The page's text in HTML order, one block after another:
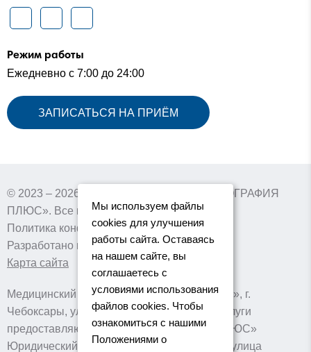
Режим работы
Ежедневно с 7:00 до 24:00
ЗАПИСАТЬСЯ НА ПРИЁМ
© 2023 – 2026 г. Медицинский центр «ТОМОГРАФИЯ
ПЛЮС». Все права защищены
Политика конфиденциальности
Разработано в collary.pro
Карта сайта
Медицинский центр «ТОМОГРАФИЯ ПЛЮС», г.
Чебоксары, улица Текстильщиков, д. 14. Услуги
предоставляются ООО «ТОМОГРАФИЯ ПЛЮС»
Юридический адрес: 428022, г. Чебоксары, улица
Мы используем файлы
cookies для улучшения
работы сайта. Оставаясь
на нашем сайте, вы
соглашаетесь с
условиями использования
файлов cookies. Чтобы
ознакомиться с нашими
Положениями о